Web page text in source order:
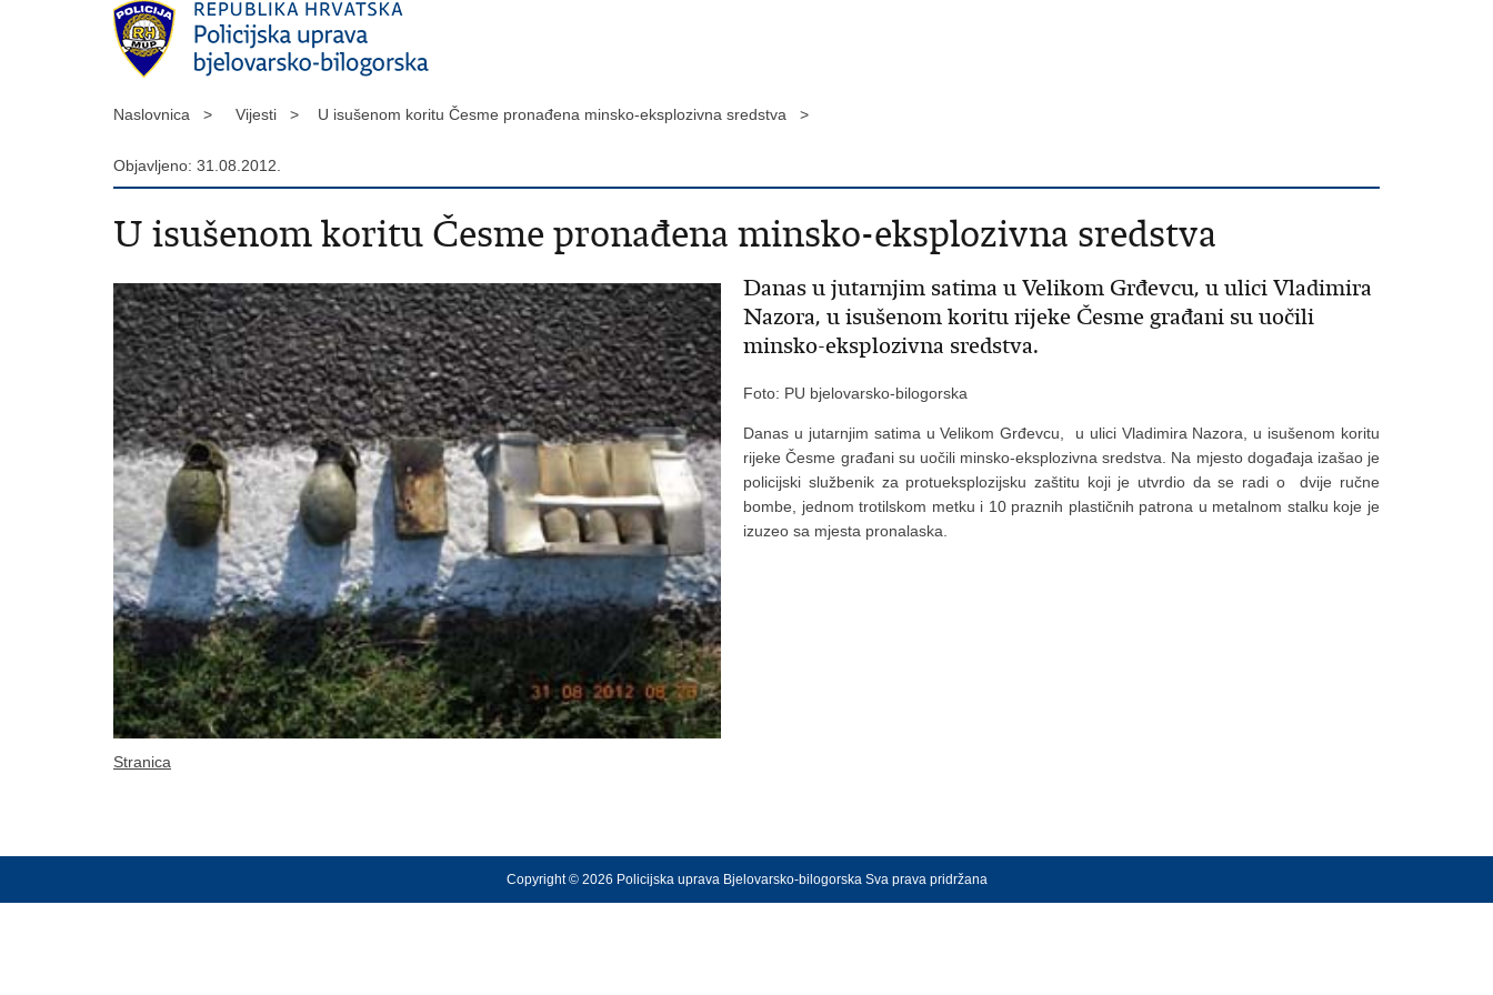
Naslovnica > Vijesti > U isušenom koritu Česme pronađena minsko-eksplozivna sredstva >
Objavljeno: 31.08.2012.
U isušenom koritu Česme pronađena minsko-eksplozivna sredstva
Danas u jutarnjim satima u Velikom Grđevcu, u ulici Vladimira
Nazora, u isušenom koritu rijeke Česme građani su uočili
minsko-eksplozivna sredstva.
Foto: PU bjelovarsko-bilogorska
Danas u jutarnjim satima u Velikom Grđevcu, u ulici Vladimira Nazora, u isušenom koritu
rijeke Česme građani su uočili minsko-eksplozivna sredstva. Na mjesto događaja izašao je
policijski službenik za protueksplozijsku zaštitu koji je utvrdio da se radi o dvije ručne
bombe, jednom trotilskom metku i 10 praznih plastičnih patrona u metalnom stalku koje je
izuzeo sa mjesta pronalaska.
Stranica
Copyright © 2026 Policijska uprava Bjelovarsko-bilogorska Sva prava pridržana